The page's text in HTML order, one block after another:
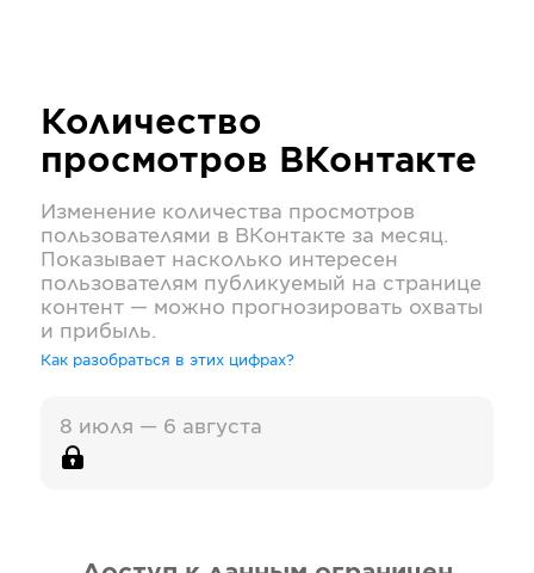
Количество
просмотров ВКонтакте
Изменение количества просмотров
пользователями в ВКонтакте за месяц.
Показывает насколько интересен
пользователям публикуемый на странице
контент — можно прогнозировать охваты
и прибыль.
Как разобраться в этих цифрах?
8 июля — 6 августа